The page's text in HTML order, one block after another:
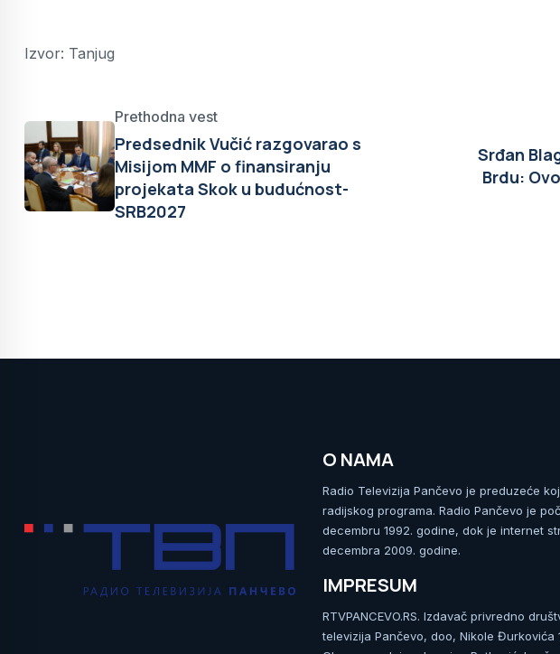
Izvor: Tanjug
Prethodna vest
Predsednik Vučić razgovarao s
Misijom MMF o finansiranju
projekata Skok u budućnost-
SRB2027
Srđan
Brdu:
O NAMA
Radio Televizija Pančevo je preduzeće
radijskog programa. Radio Pančevo je
decembru 1992. godine, dok je internet
decembra 2009. godine.
IMPRESUM
RTVPANCEVO.RS. Izdavač privredno
televizija Pančevo, doo, Nikole